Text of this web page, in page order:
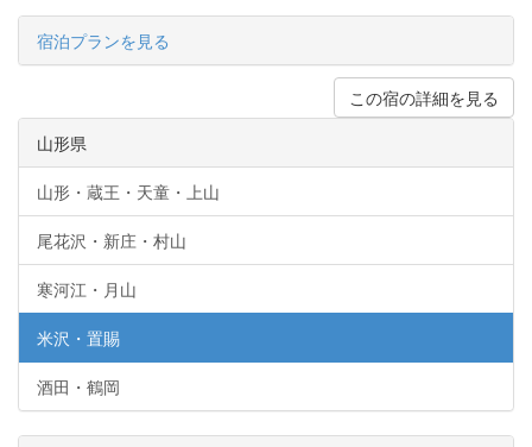
宿泊プランを見る
この宿の詳細を見る
山形県
山形・蔵王・天童・上山
尾花沢・新庄・村山
寒河江・月山
米沢・置賜
酒田・鶴岡